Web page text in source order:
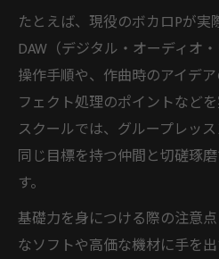
ボカロP初心者が陥
質
DTMスクールを活用
方
作曲初心者でも安心でき
DTMスクールで安心
初心者がつまずきに
用法
たとえば、現役のボカロPが実
DAW（デジタル・オーディオ
操作手順や、作曲時のアイデ
フェクト処理のポイントなど
スクールでは、グループレッ
同じ目標を持つ仲間と切磋琢
す。
基礎力を身につける際の注意
なソフトや高価な機材に手を